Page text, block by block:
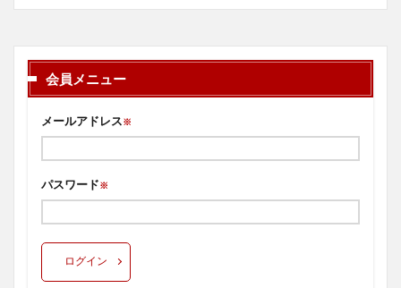
会員メニュー
メールアドレス※
パスワード※
ログイン